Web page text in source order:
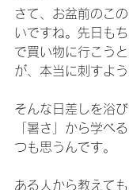
さて、お盆前のこ
いですね。先日も
で買い物に行こう
が、本当に刺すよう
そんな日差しを浴
「暑さ」から学べ
つも思うんです。
ある人から教えて